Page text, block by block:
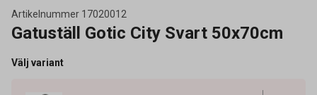
Artikelnummer 17020012
Gatuställ Gotic City Svart 50x70cm
Välj variant